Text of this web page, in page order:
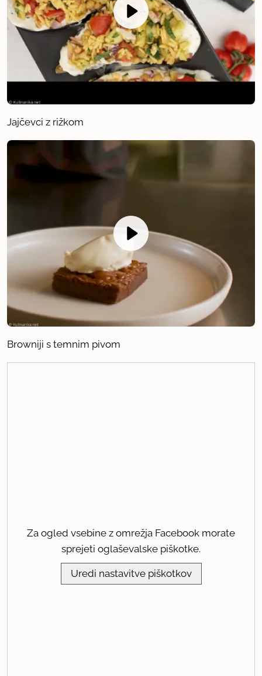
Jajčevci z rižkom
Browniji s temnim pivom
Za ogled vsebine z omrežja Facebook morate
sprejeti oglaševalske piškotke.
Uredi nastavitve piškotkov